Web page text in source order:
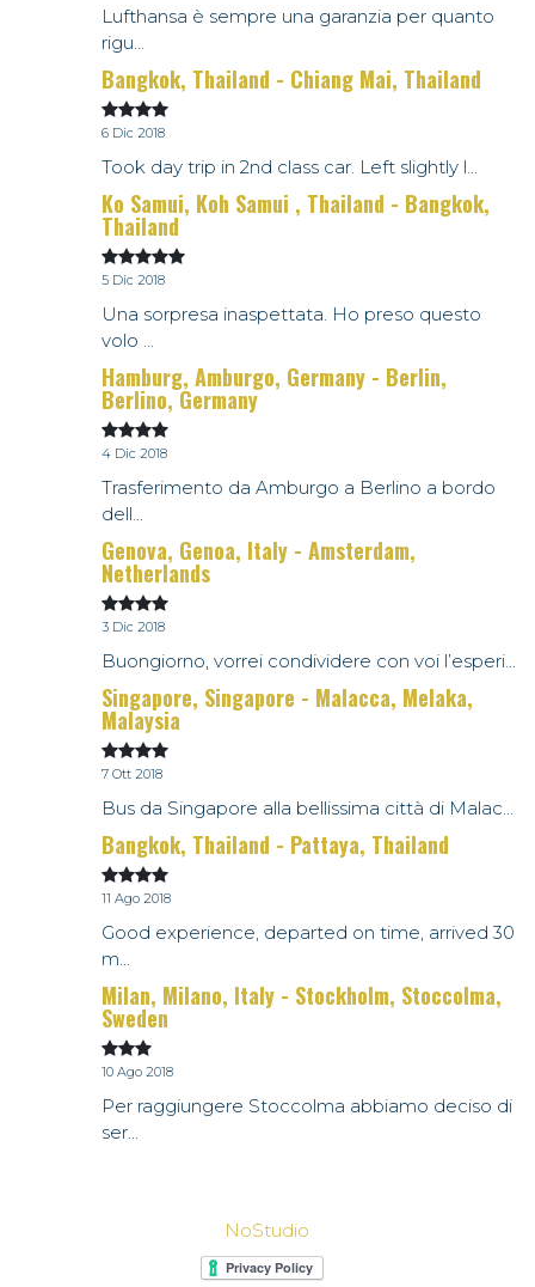
Lufthansa è sempre una garanzia per quanto
rigu...
Bangkok, Thailand - Chiang Mai, Thailand
6 Dic 2018
Took day trip in 2nd class car. Left slightly l...
Ko Samui, Koh Samui , Thailand - Bangkok,
Thailand
5 Dic 2018
Una sorpresa inaspettata. Ho preso questo
volo ...
Hamburg, Amburgo, Germany - Berlin,
Berlino, Germany
4 Dic 2018
Trasferimento da Amburgo a Berlino a bordo
dell...
Genova, Genoa, Italy - Amsterdam,
Netherlands
3 Dic 2018
Buongiorno, vorrei condividere con voi l’esperi...
Singapore, Singapore - Malacca, Melaka,
Malaysia
7 Ott 2018
Bus da Singapore alla bellissima città di Malac...
Bangkok, Thailand - Pattaya, Thailand
11 Ago 2018
Good experience, departed on time, arrived 30
m...
Milan, Milano, Italy - Stockholm, Stoccolma,
Sweden
10 Ago 2018
Per raggiungere Stoccolma abbiamo deciso di
ser...
NoStudio